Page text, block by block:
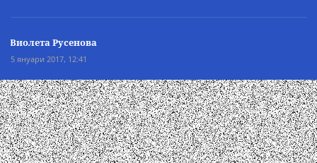
Виолета Русенова
5 януари 2017, 12:41